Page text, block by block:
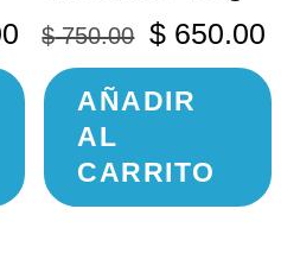
El
precio
actual
$ 650.00.
$750.00 El
precio
original
$ 750.00.
$ 650.00
$
AÑADIR
AL
CARRITO